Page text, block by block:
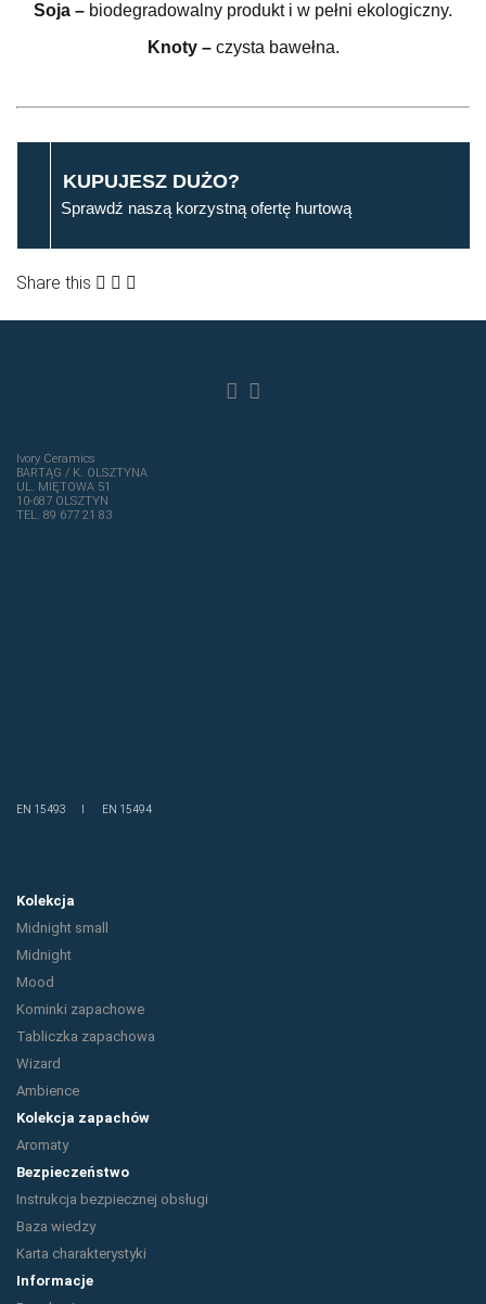
Soja – biodegradowalny produkt i w pełni ekologiczny.
Knoty – czysta bawełna.
KUPUJESZ DUŻO?
Sprawdź naszą korzystną ofertę hurtową
Share this
Ivory Ceramics
BARTĄG / K. OLSZTYNA
UL. MIĘTOWA 51
10-687 OLSZTYN
TEL. 89 677 21 83
EN 15493 I EN 15494
Kolekcja
Midnight small
Midnight
Mood
Kominki zapachowe
Tabliczka zapachowa
Wizard
Ambience
Kolekcja zapachów
Aromaty
Bezpieczeństwo
Instrukcja bezpiecznej obsługi
Baza wiedzy
Karta charakterystyki
Informacje